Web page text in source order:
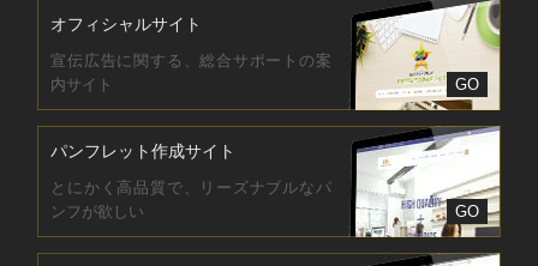
オフィシャルサイト
宣伝広告に関する、総合サポートの案
内サイト
GO
パンフレット作成サイト
とにかく高品質で、リーズナブルなパ
ンフが欲しい
GO